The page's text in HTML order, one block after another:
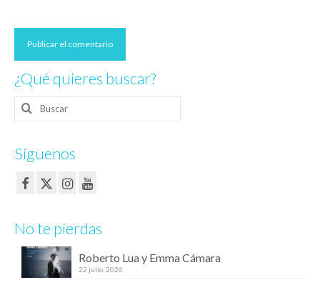
¿Qué quieres buscar?
Buscar
por:
Síguenos
No te pierdas
Roberto Lua y Emma Cámara
22 julio, 2026